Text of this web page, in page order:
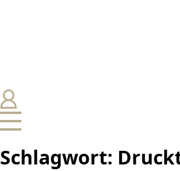
Schlagwort: